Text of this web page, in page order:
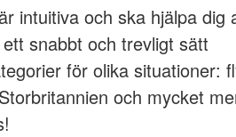
intuitiva och ska hjälpa dig
snabbt och trevligt sätt
för olika situationer:
och mycket